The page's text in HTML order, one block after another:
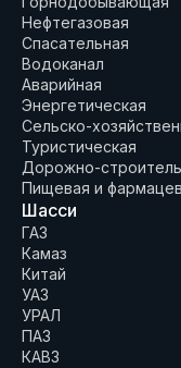
Нефтегазовая
Спасательная
Водоканал
Аварийная
Энергетическая
Сельско-
Туристическая
Дорожно-
Пищевая и
Шасси
ГАЗ
Камаз
Китай
УАЗ
УРАЛ
ПАЗ
КАВЗ